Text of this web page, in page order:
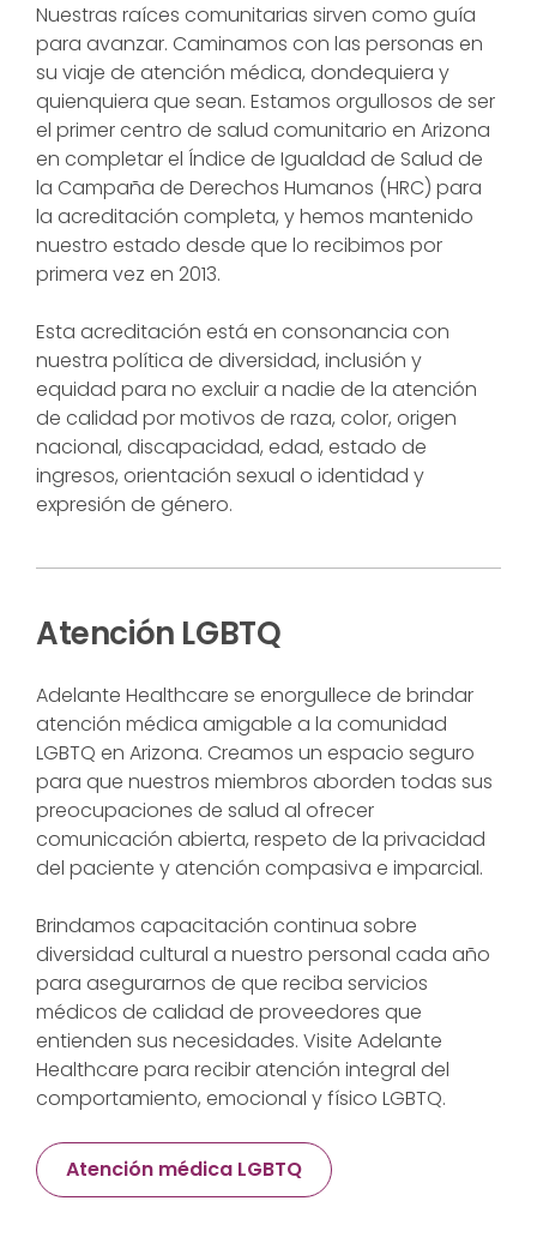
Nuestras raíces comunitarias sirven como guía
para avanzar. Caminamos con las personas en
su viaje de atención médica, dondequiera y
quienquiera que sean. Estamos orgullosos de ser
el primer centro de salud comunitario en Arizona
en completar el Índice de Igualdad de Salud de
la Campaña de Derechos Humanos (HRC) para
la acreditación completa, y hemos mantenido
nuestro estado desde que lo recibimos por
primera vez en 2013.
Esta acreditación está en consonancia con
nuestra política de diversidad, inclusión y
equidad para no excluir a nadie de la atención
de calidad por motivos de raza, color, origen
nacional, discapacidad, edad, estado de
ingresos, orientación sexual o identidad y
expresión de género.
Atención LGBTQ
Adelante Healthcare se enorgullece de brindar
atención médica amigable a la comunidad
LGBTQ en Arizona. Creamos un espacio seguro
para que nuestros miembros aborden todas sus
preocupaciones de salud al ofrecer
comunicación abierta, respeto de la privacidad
del paciente y atención compasiva e imparcial.
Brindamos capacitación continua sobre
diversidad cultural a nuestro personal cada año
para asegurarnos de que reciba servicios
médicos de calidad de proveedores que
entienden sus necesidades. Visite Adelante
Healthcare para recibir atención integral del
comportamiento, emocional y físico LGBTQ.
Atención médica LGBTQ